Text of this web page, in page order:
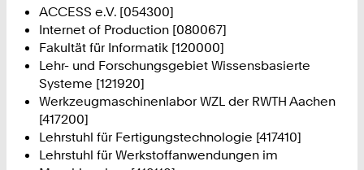
ACCESS e.V. [054300]
Internet of Production [080067]
Fakultät für Informatik [120000]
Lehr- und Forschungsgebiet Wissensbasierte
Systeme [121920]
Werkzeugmaschinenlabor WZL der RWTH Aachen
[417200]
Lehrstuhl für Fertigungstechnologie [417410]
Lehrstuhl für Werkstoffanwendungen im